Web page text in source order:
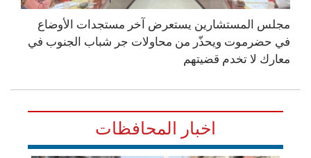
مجلس المستشارين يستعرض آخر مستجدات الأوضاع
في حضرموت ويحذّر من محاولات جر شباب الجنوب في
معارك لا تخدم قضيتهم
اخبار المحافظات